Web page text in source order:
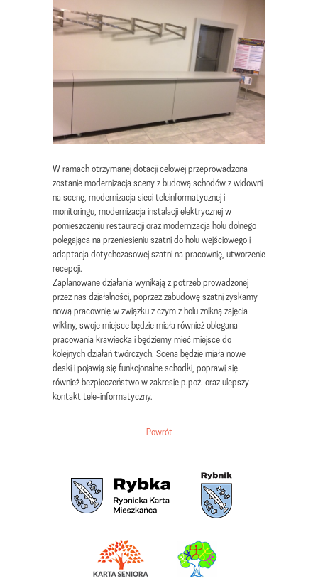
W ramach otrzymanej dotacji celowej przeprowadzona
zostanie modernizacja sceny z budową schodów z widowni
na scenę, modernizacja sieci teleinformatycznej i
monitoringu, modernizacja instalacji elektrycznej w
pomieszczeniu restauracji oraz modernizacja holu dolnego
polegająca na przeniesieniu szatni do holu wejściowego i
adaptacja dotychczasowej szatni na pracownię, utworzenie
recepcji.
Zaplanowane działania wynikają z potrzeb prowadzonej
przez nas działalności, poprzez zabudowę szatni zyskamy
nową pracownię w związku z czym z holu znikną zajęcia
wikliny, swoje miejsce będzie miała również oblegana
pracowania krawiecka i będziemy mieć miejsce do
kolejnych działań twórczych. Scena będzie miała nowe
deski i pojawią się funkcjonalne schodki, poprawi się
również bezpieczeństwo w zakresie p.poż. oraz ulepszy
kontakt tele-informatyczny.
Powrót